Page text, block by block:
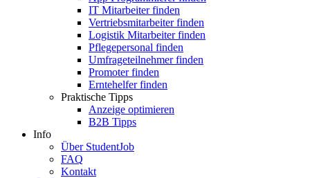
IT Mitarbeiter finden
Vertriebsmitarbeiter finden
Logistik Mitarbeiter finden
Pflegepersonal finden
Umfrageteilnehmer finden
Promoter finden
Erntehelfer finden
Praktische Tipps
Anzeige optimieren
B2B Tipps
Info
Über StudentJob
FAQ
Kontakt